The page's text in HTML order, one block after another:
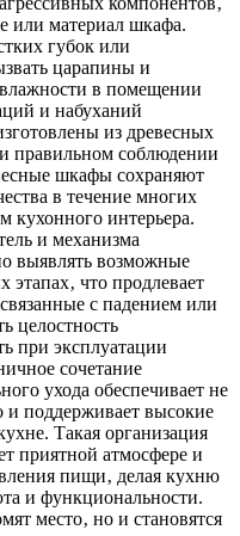
или материал шкафа.
губок или
царапины и
в помещении
и набуханий
из древесных
правильном соблюдении
шкафы сохраняют
в течение многих
кухонного интерьера.
и механизма
выявлять возможные
что продлевает
с падением или
целостность
при эксплуатации
сочетание
ухода обеспечивает не
и поддерживает высокие
Такая организация
приятной атмосфере и
пищи‚ делая кухню
и функциональности.
место‚ но и становятся